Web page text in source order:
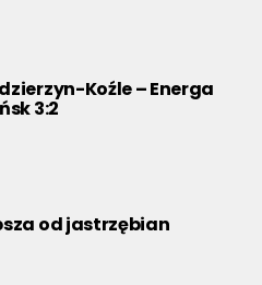
Koźle – Energa
3:2
od jastrzębian